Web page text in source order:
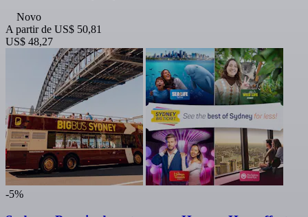
Novo
A partir de US$ 50,81
US$ 48,27
-5%